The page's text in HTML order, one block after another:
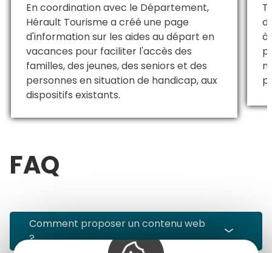
En coordination avec le Département,
Hérault Tourisme a créé une page
d'information sur les aides au départ en
vacances pour faciliter l'accès des
familles, des jeunes, des seniors et des
personnes en situation de handicap, aux
dispositifs existants.
à
FAQ
Comment proposer un contenu web ?
Comment proposer un contenu web
?